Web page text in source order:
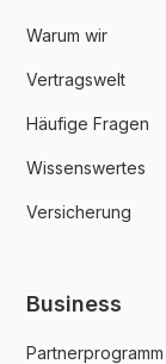
Warum wir
Vertragswelt
Häufige Fragen
Wissenswertes
Versicherung
Business
Partnerprogramm